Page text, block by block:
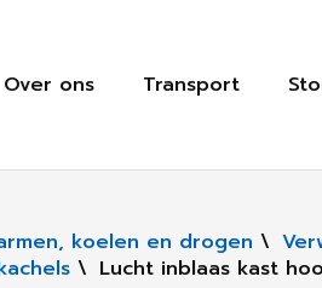
Over ons Transport
koelen en drogen \
\ Lucht inblaas kast